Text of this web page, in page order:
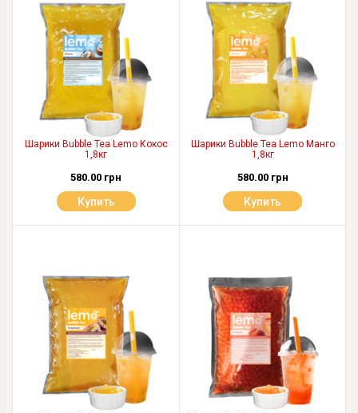
Шарики Bubble Tea Lemo Кокос
1,8кг
580.00 грн
Купить
Шарики Bubble Tea Lemo Манго
1,8кг
580.00 грн
Купить